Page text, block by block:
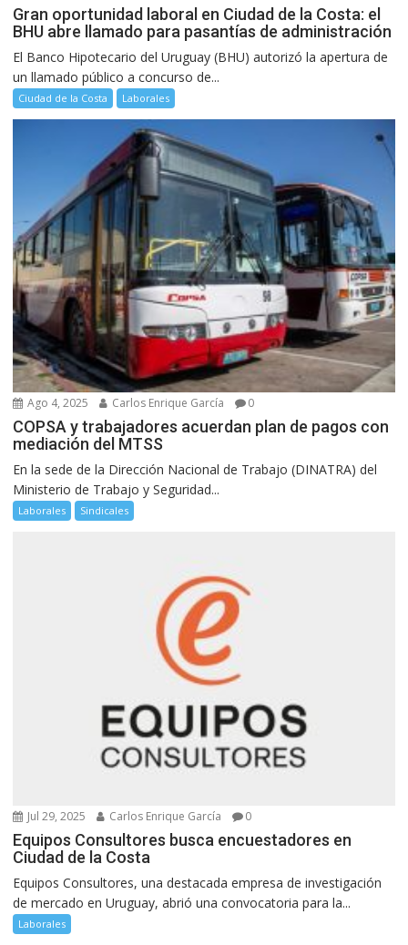
Gran oportunidad laboral en Ciudad de la Costa: el
BHU abre llamado para pasantías de administración
El Banco Hipotecario del Uruguay (BHU) autorizó la apertura de
un llamado público a concurso de...
Ciudad de la Costa Laborales
Ago 4, 2025 Carlos Enrique García 0
COPSA y trabajadores acuerdan plan de pagos con
mediación del MTSS
En la sede de la Dirección Nacional de Trabajo (DINATRA) del
Ministerio de Trabajo y Seguridad...
Laborales Sindicales
Jul 29, 2025 Carlos Enrique García 0
Equipos Consultores busca encuestadores en
Ciudad de la Costa
Equipos Consultores, una destacada empresa de investigación
de mercado en Uruguay, abrió una convocatoria para la...
Laborales